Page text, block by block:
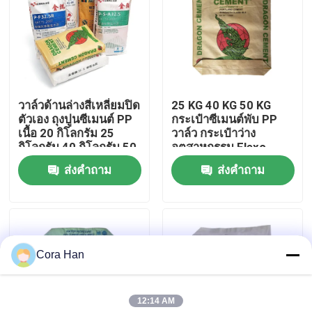
ทัวร์โรงงาน
ควบคุมคุณภาพ
ติดต่อเรา
ถุงบรรจุปูนซีเมนต์
วาล์วด้านล่างสี่เหลี่ยมปิด
ตัวเอง ถุงปูนซีเมนต์ PP
เนื้อ 20 กิโลกรัม 25
กิโลกรัม 40 กิโลกรัม 50
กิโลกรัม
ส่งคำถาม
25 KG 40 KG 50 KG
กระเป๋าซีเมนต์พับ PP
วาล์ว กระเป๋าว่าง
อุตสาหกรรม Flexo
Printing Packaging
ส่งคำถาม
Cora Han
12:14 AM